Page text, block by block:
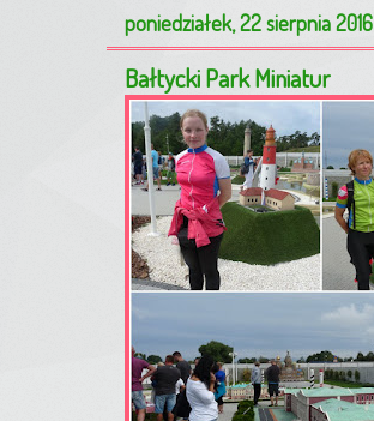
poniedziałek, 22 sierpnia 2016
Bałtycki Park Miniatur